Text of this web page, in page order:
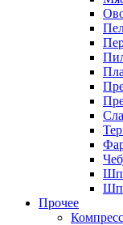
Прочее